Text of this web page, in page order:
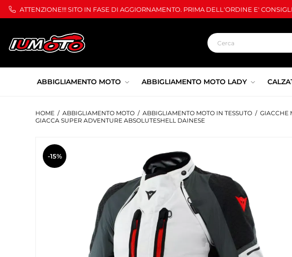
ATTENZIONE!!! SITO IN FASE DI AGGIORNAMENTO. PRIMA DELL'ORDINE E'
ABBIGLIAMENTO MOTO ABBIGLIAMENTO MOTO LADY
HOME / ABBIGLIAMENTO MOTO / ABBIGLIAMENTO MOTO IN TESSUTO / GIACCHE
GIACCA SUPER ADVENTURE ABSOLUTESHELL DAINESE
-15%